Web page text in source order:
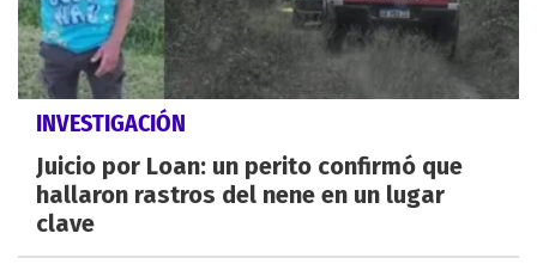
INVESTIGACIÓN
Juicio por Loan: un perito confirmó que
hallaron rastros del nene en un lugar
clave